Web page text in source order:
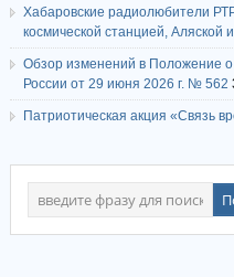
Хабаровские радиолюбители
космической станцией, Аляской
Обзор изменений в Положение
России от 29 июня 2026 г. № 562
Патриотическая акция «Связь